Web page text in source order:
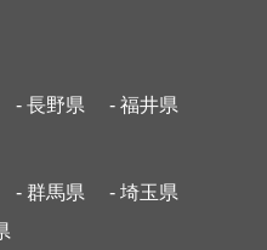
- 長野県 - 福井県
- 群馬県
- 埼玉県